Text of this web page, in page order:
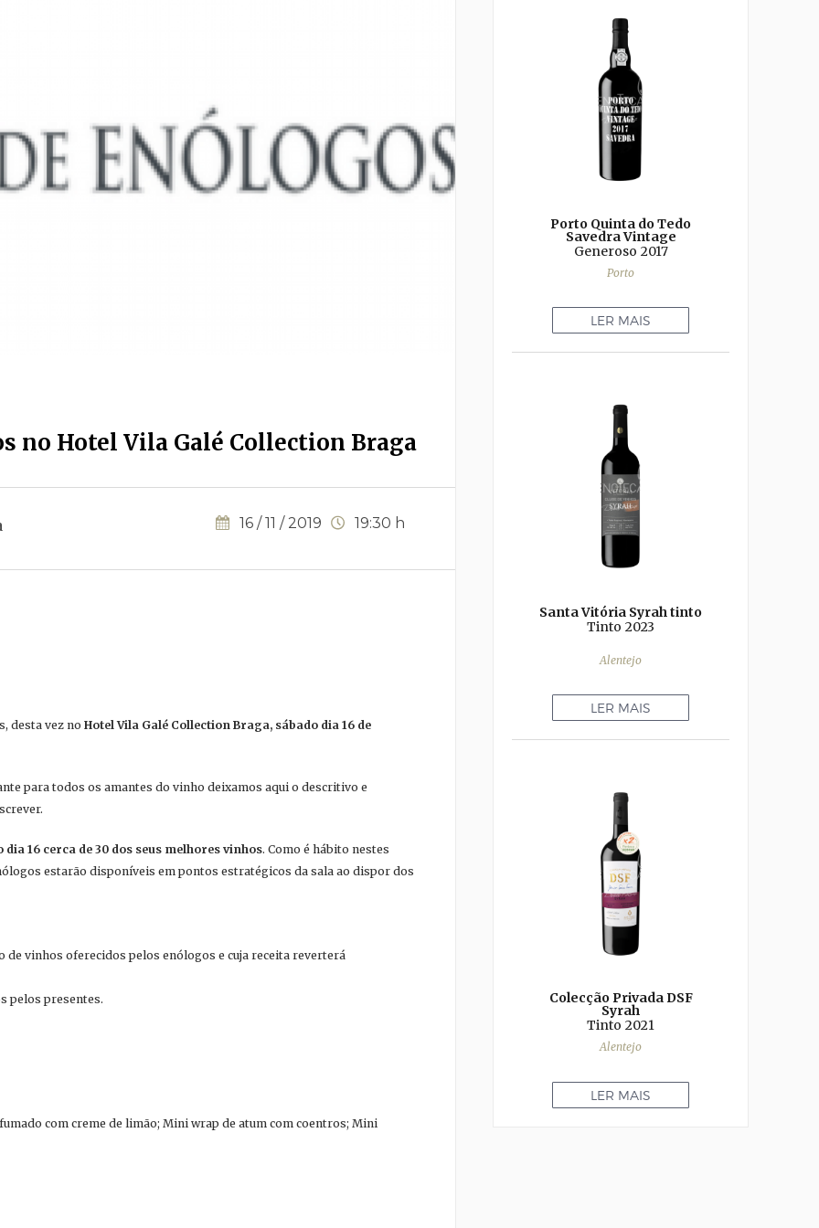
no Hotel Vila Galé Collection Braga
16 / 11 / 2019 19:30 h
desta vez no Hotel Vila Galé Collection Braga, sábado dia 16 de
para todos os amantes do vinho deixamos aqui o descritivo e
16 cerca de 30 dos seus melhores vinhos. Como é hábito nestes
estarão disponíveis em pontos estratégicos da sala ao dispor dos
vinhos oferecidos pelos enólogos e cuja receita reverterá
pelos presentes.
com creme de limão; Mini wrap de atum com coentros; Mini
Porto Quinta do Tedo
Savedra Vintage
Generoso 2017
Porto
LER MAIS
Santa Vitória Syrah tinto
Tinto 2023
Alentejo
LER MAIS
Colecção Privada DSF
Syrah
Tinto 2021
Alentejo
LER MAIS